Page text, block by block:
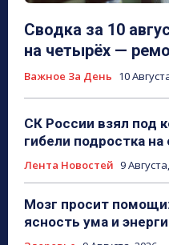
Сводка за 10
на четырёх —
Важное За День 10
СК России взял под
гибели подростка на
Лента Новостей 9
Мозг просит
ясность ума и